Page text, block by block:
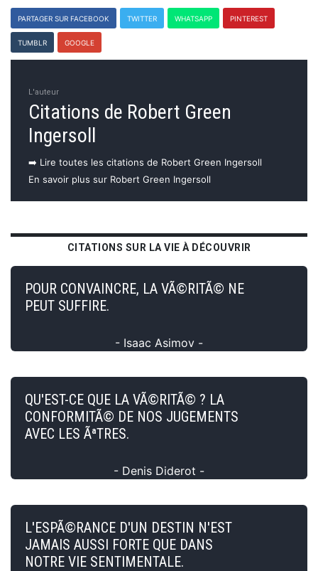
PARTAGER SUR FACEBOOK TWITTER WHATSAPP PINTEREST
TUMBLR GOOGLE
L'auteur
Citations de Robert Green
Ingersoll
➡️ Lire toutes les citations de Robert Green Ingersoll
En savoir plus sur Robert Green Ingersoll
CITATIONS SUR LA VIE À DÉCOUVRIR
POUR CONVAINCRE, LA VÃ©RITÃ© NE
PEUT SUFFIRE.
- Isaac Asimov -
QU'EST-CE QUE LA VÃ©RITÃ© ? LA
CONFORMITÃ© DE NOS JUGEMENTS
AVEC LES ÃªTRES.
- Denis Diderot -
L'ESPÃ©RANCE D'UN DESTIN N'EST
JAMAIS AUSSI FORTE QUE DANS
NOTRE VIE SENTIMENTALE.